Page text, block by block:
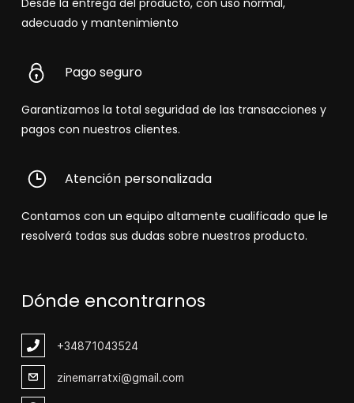
Desde la entrega del producto, con uso normal,
adecuado y mantenimiento
Pago seguro
Garantizamos la total seguridad de las transacciones y
pagos con nuestros clientes.
Atención personalizada
Contamos con un equipo altamente cualificado que le
resolverá todas sus dudas sobre nuestros producto.
Dónde encontrarnos
+34871043524
zinemarratxi@gmail.com